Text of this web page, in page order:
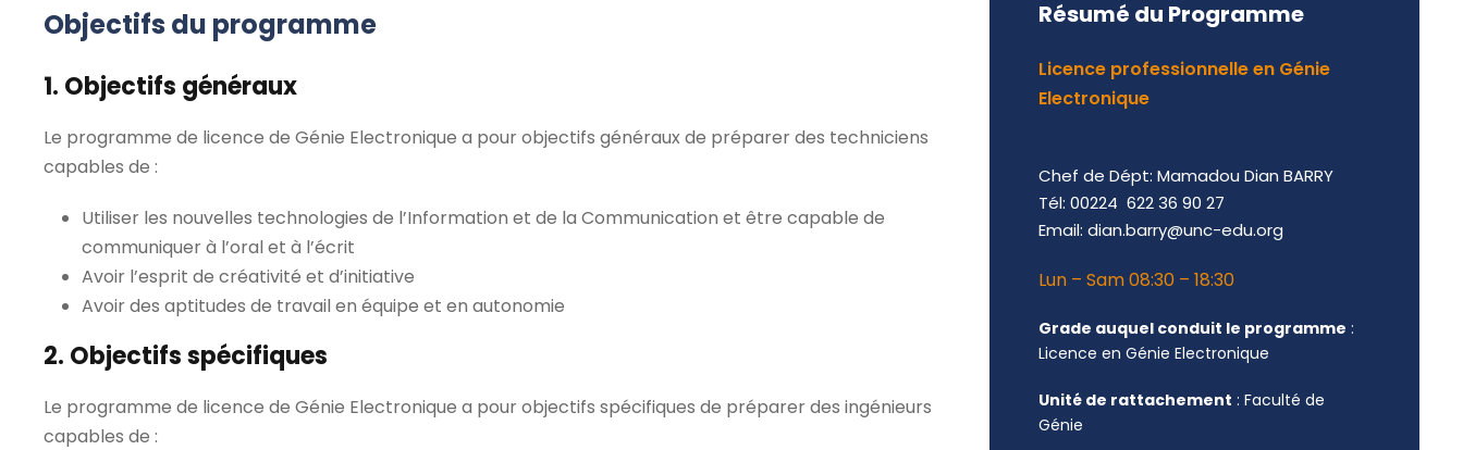
Objectifs du programme
1. Objectifs généraux
Le programme de licence de Génie Electronique a pour objectifs généraux de préparer des techniciens
capables de :
Utiliser les nouvelles technologies de l’Information et de la Communication et être capable de
communiquer à l’oral et à l’écrit
Avoir l’esprit de créativité et d’initiative
Avoir des aptitudes de travail en équipe et en autonomie
2. Objectifs spécifiques
Le programme de licence de Génie Electronique a pour objectifs spécifiques de préparer des ingénieurs
capables de :
Résumé du Programme
Licence professionnelle en Génie
Electronique
Chef de Dépt: Mamadou Dian BARRY
Tél: 00224 622 36 90 27
Email: dian.barry@unc-edu.org
Lun – Sam 08:30 – 18:30
Grade auquel conduit le programme :
Licence en Génie Electronique
Unité de rattachement : Faculté de
Génie